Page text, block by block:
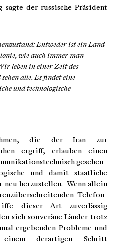
sagte der russische Präsident
Entweder ist ein Land
wie auch immer man
leben in einer Zeit des
alle. Es findet eine
und technologische
die der Iran zur
ergriff, erlauben einen
gesehen -
und damit staatliche
neu herzustellen. Wenn allein
Telefon-
dieser Art zuverlässig
sich souveräne Länder trotz
ergebenden Probleme und
einem derartigen Schritt